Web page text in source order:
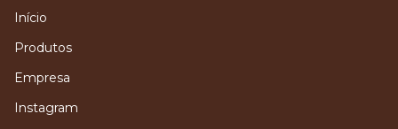
Início
Produtos
Empresa
Instagram